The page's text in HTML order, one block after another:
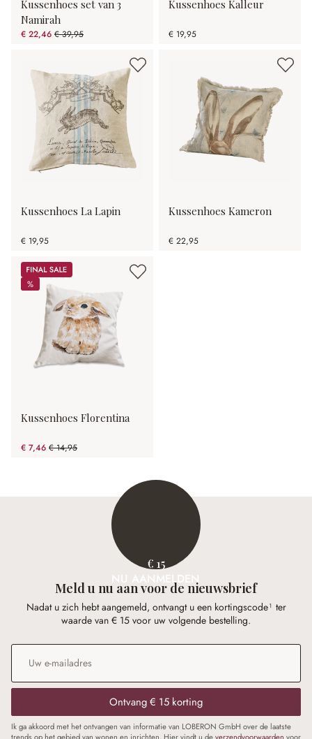
Kussenhoes set van 3
Namirah
€ 22,46 € 39,95
(43.78% gespart)
Kussenhoes Kalleur
€ 19,95
Kussenhoes La Lapin
€ 19,95
Kussenhoes Kameron
€ 22,95
Sale
%
%
Kussenhoes Florentina
€ 7,46 € 14,95
(50.1% gespart)
€ 15
NU AANMELDEN
Meld u nu aan voor de nieuwsbrief
Nadat u zich hebt aangemeld, ontvangt u een kortingscode¹ ter
waarde van € 15 voor uw volgende bestelling.
E-mailadres
Ontvang € 15 korting
Ik ga akkoord met het ontvangen van informatie van LOBERON GmbH over de laatste